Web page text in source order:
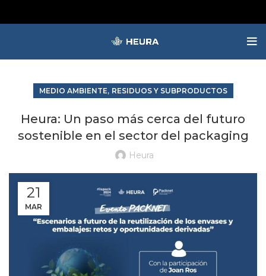
MEDIO AMBIENTE, RESIDUOS Y SUBPRODUCTOS
Heura: Un paso más cerca del futuro
sostenible en el sector del packaging
Heura
21
MAR